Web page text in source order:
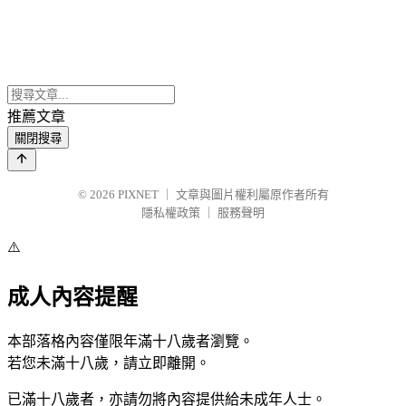
推薦文章
關閉搜尋
© 2026 PIXNET
文章與圖片權利屬原作者所有
隱私權政策
服務聲明
⚠️
成人內容提醒
本部落格內容僅限年滿十八歲者瀏覽。
若您未滿十八歲，請立即離開。
已滿十八歲者，亦請勿將內容提供給未成年人士。